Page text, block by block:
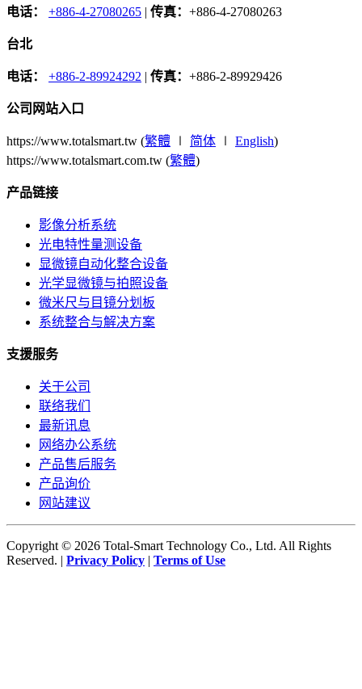
电话： +886-4-27080265 | 传真： +886-4-27080263
台北
电话： +886-2-89924292 | 传真： +886-2-89929426
公司网站入口
https://www.totalsmart.tw (繁體 ∣ 简体 ∣ English)
https://www.totalsmart.com.tw (繁體)
产品链接
影像分析系统
光电特性量测设备
显微镜自动化整合设备
光学显微镜与拍照设备
微米尺与目镜分划板
系统整合与解决方案
支援服务
关于公司
联络我们
最新讯息
网络办公系统
产品售后服务
产品询价
网站建议
Copyright © 2026 Total-Smart Technology Co., Ltd. All Rights
Reserved. | Privacy Policy | Terms of Use